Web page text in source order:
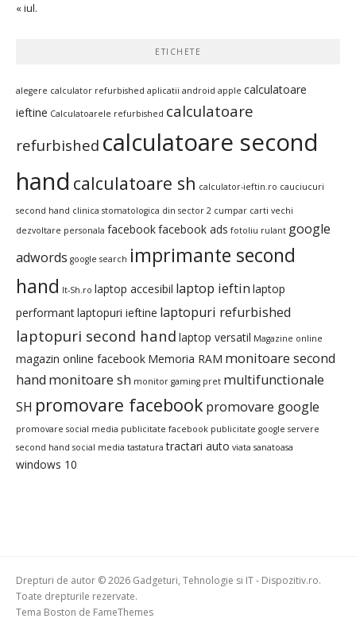
« iul.
ETICHETE
alegere calculator refurbished aplicatii android apple calculatoare
ieftine Calculatoarele refurbished calculatoare
refurbished calculatoare second
hand calculatoare sh calculator-ieftin.ro cauciucuri
second hand clinica stomatologica din sector 2 cumpar carti vechi
dezvoltare personala facebookfacebook ads fotoliu rulant google
adwords google search imprimante second
hand It-Sh.ro laptop accesibil laptop ieftin laptop
performantlaptopuri ieftine laptopuri refurbished
laptopuri second hand laptop versatil Magazine online
magazin online facebook Memoria RAM monitoare second
hand monitoare sh monitor gaming pret multifunctionale
SH promovare facebookpromovare google
promovare social media publicitate facebook publicitate google servere
second hand social media tastatura tractari auto viata sanatoasa
windows 10
Drepturi de autor © 2026 Gadgeturi, Tehnologie si IT - Dispozitiv.ro.
Toate drepturile rezervate.
Tema Boston de FameThemes